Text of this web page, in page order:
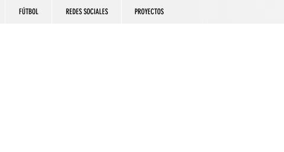
FÚTBOL REDES SOCIALES PROYECTOS